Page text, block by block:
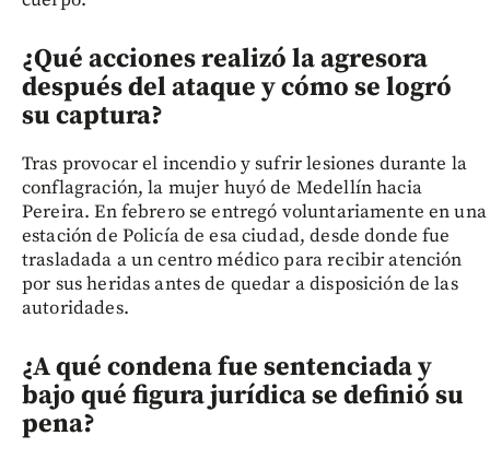
¿Qué acciones realizó la agresora
después del ataque y cómo se logró
su captura?
Tras provocar el incendio y sufrir lesiones durante la
conflagración, la mujer huyó de Medellín hacia
Pereira. En febrero se entregó voluntariamente en una
estación de Policía de esa ciudad, desde donde fue
trasladada a un centro médico para recibir atención
por sus heridas antes de quedar a disposición de las
autoridades.
¿A qué condena fue sentenciada y
bajo qué figura jurídica se definió su
pena?